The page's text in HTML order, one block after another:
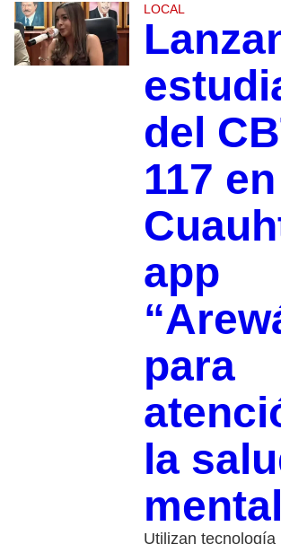
LOCAL
del
117 en
app
para
la
mental
Utilizan tecnología